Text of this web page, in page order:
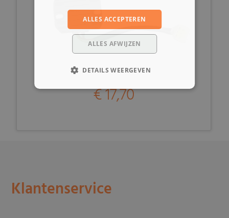
€ 17,70
Klantenservice
ALLES ACCEPTEREN
ALLES AFWIJZEN
DETAILS WEERGEVEN